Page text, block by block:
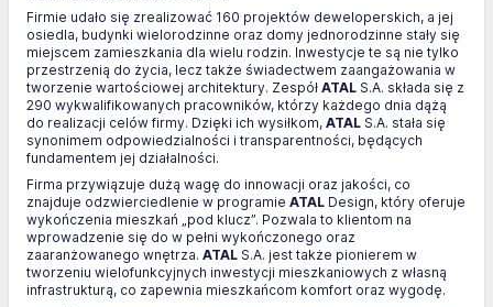
Firmie udało się zrealizować 160 projektów deweloperskich, a jej
osiedla, budynki wielorodzinne oraz domy jednorodzinne stały się
miejscem zamieszkania dla wielu rodzin. Inwestycje te są nie tylko
przestrzenią do życia, lecz także świadectwem zaangażowania w
tworzenie wartościowej architektury. Zespół ATAL S.A. składa się z
290 wykwalifikowanych pracowników, którzy każdego dnia dążą
do realizacji celów firmy. Dzięki ich wysiłkom, ATAL S.A. stała się
synonimem odpowiedzialności i transparentności, będących
fundamentem jej działalności.
Firma przywiązuje dużą wagę do innowacji oraz jakości, co
znajduje odzwierciedlenie w programie ATAL Design, który oferuje
wykończenia mieszkań „pod klucz”. Pozwala to klientom na
wprowadzenie się do w pełni wykończonego oraz
zaaranżowanego wnętrza. ATAL S.A. jest także pionierem w
tworzeniu wielofunkcyjnych inwestycji mieszkaniowych z własną
infrastrukturą, co zapewnia mieszkańcom komfort oraz wygodę.